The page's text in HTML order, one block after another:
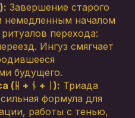
Завершение старого
началом
перехода:
Ингуз смягчает
будущего.
(ᚺ + ᚾ + ᛁ): Триада
формула для
работы с тенью,